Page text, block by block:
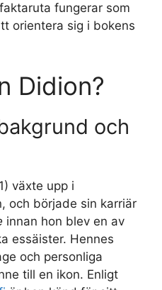
fungerar som
orientera sig i bokens
Didion?
och
växte upp i
och började sin karriär
innan hon blev en av
essäister. Hennes
och personliga
till en ikon. Enligt